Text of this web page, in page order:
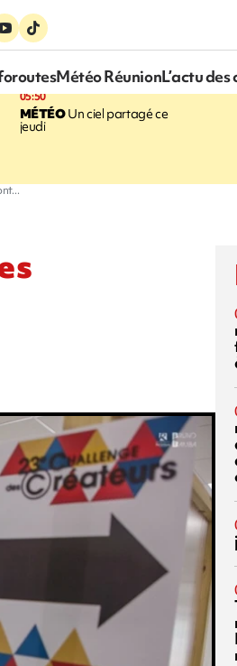
Météo RéunionL’actu
05:50
MÉTÉOUn ciel partagé ce
jeudi